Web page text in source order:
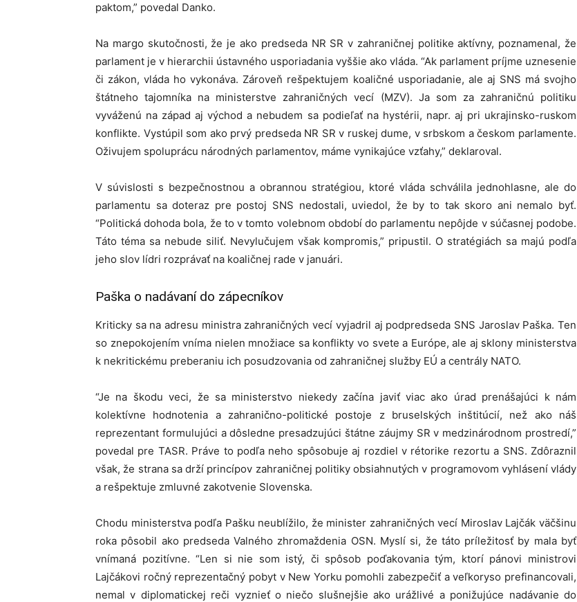
paktom,” povedal Danko.
Na margo skutočnosti, že je ako predseda NR SR v zahraničnej politike aktívny, poznamenal, že
parlament je v hierarchii ústavného usporiadania vyššie ako vláda. “Ak parlament príjme uznesenie
či zákon, vláda ho vykonáva. Zároveň rešpektujem koaličné usporiadanie, ale aj SNS má svojho
štátneho tajomníka na ministerstve zahraničných vecí (MZV). Ja som za zahraničnú politiku
vyváženú na západ aj východ a nebudem sa podieľať na hystérii, napr. aj pri ukrajinsko-ruskom
konflikte. Vystúpil som ako prvý predseda NR SR v ruskej dume, v srbskom a českom parlamente.
Oživujem spoluprácu národných parlamentov, máme vynikajúce vzťahy,” deklaroval.
V súvislosti s bezpečnostnou a obrannou stratégiou, ktoré vláda schválila jednohlasne, ale do
parlamentu sa doteraz pre postoj SNS nedostali, uviedol, že by to tak skoro ani nemalo byť.
“Politická dohoda bola, že to v tomto volebnom období do parlamentu nepôjde v súčasnej podobe.
Táto téma sa nebude siliť. Nevylučujem však kompromis,” pripustil. O stratégiách sa majú podľa
jeho slov lídri rozprávať na koaličnej rade v januári.
Paška o nadávaní do zápecníkov
Kriticky sa na adresu ministra zahraničných vecí vyjadril aj podpredseda SNS Jaroslav Paška. Ten
so znepokojením vníma nielen množiace sa konflikty vo svete a Európe, ale aj sklony ministerstva
k nekritickému preberaniu ich posudzovania od zahraničnej služby EÚ a centrály NATO.
“Je na škodu veci, že sa ministerstvo niekedy začína javiť viac ako úrad prenášajúci k nám
kolektívne hodnotenia a zahranično-politické postoje z bruselských inštitúcií, než ako náš
reprezentant formulujúci a dôsledne presadzujúci štátne záujmy SR v medzinárodnom prostredí,”
povedal pre TASR. Práve to podľa neho spôsobuje aj rozdiel v rétorike rezortu a SNS. Zdôraznil
však, že strana sa drží princípov zahraničnej politiky obsiahnutých v programovom vyhlásení vlády
a rešpektuje zmluvné zakotvenie Slovenska.
Chodu ministerstva podľa Pašku neublížilo, že minister zahraničných vecí Miroslav Lajčák väčšinu
roka pôsobil ako predseda Valného zhromaždenia OSN. Myslí si, že táto príležitosť by mala byť
vnímaná pozitívne. “Len si nie som istý, či spôsob poďakovania tým, ktorí pánovi ministrovi
Lajčákovi ročný reprezentačný pobyt v New Yorku pomohli zabezpečiť a veľkoryso prefinancovali,
nemal v diplomatickej reči vyznieť o niečo slušnejšie ako urážlivé a ponižujúce nadávanie do